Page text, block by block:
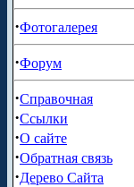
·Фотогалерея
·Форум
·Справочная
·Ссылки
·О сайте
·Обратная связь
·Дерево Сайта